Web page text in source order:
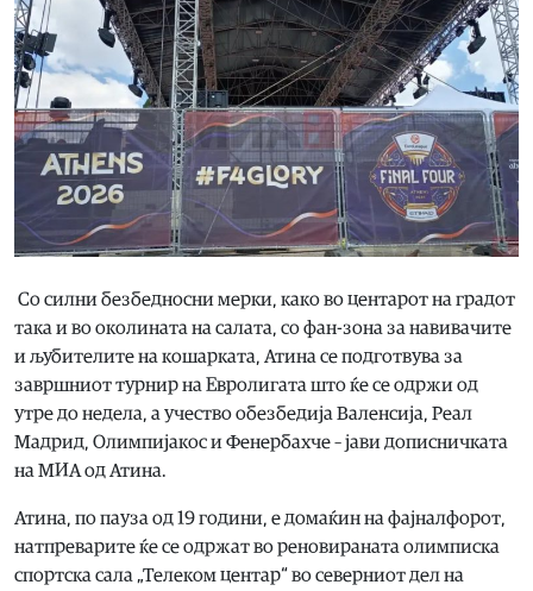
Со силни безбедносни мерки, како во центарот на градот
така и во околината на салата, со фан-зона за навивачите
и љубителите на кошарката, Атина се подготвува за
завршниот турнир на Евролигата што ќе се одржи од
утре до недела, а учество обезбедија Валенсија, Реал
Мадрид, Олимпијакос и Фенербахче – јави дописничката
на МИА од Атина.
Атина, по пауза од 19 години, е домаќин на фајналфорот,
натпреварите ќе се одржат во реновираната олимписка
спортска сала „Телеком центар“ во северниот дел на